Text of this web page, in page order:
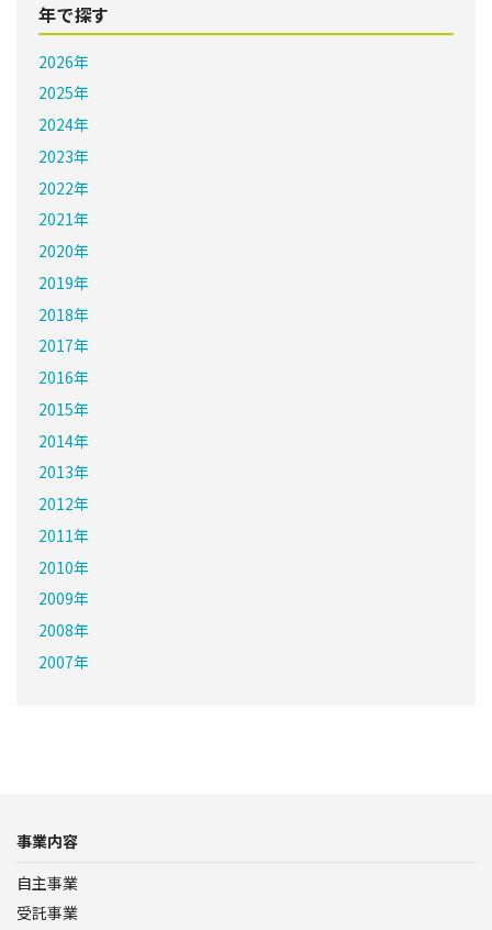
年で探す
2026年
2025年
2024年
2023年
2022年
2021年
2020年
2019年
2018年
2017年
2016年
2015年
2014年
2013年
2012年
2011年
2010年
2009年
2008年
2007年
事業内容
自主事業
受託事業